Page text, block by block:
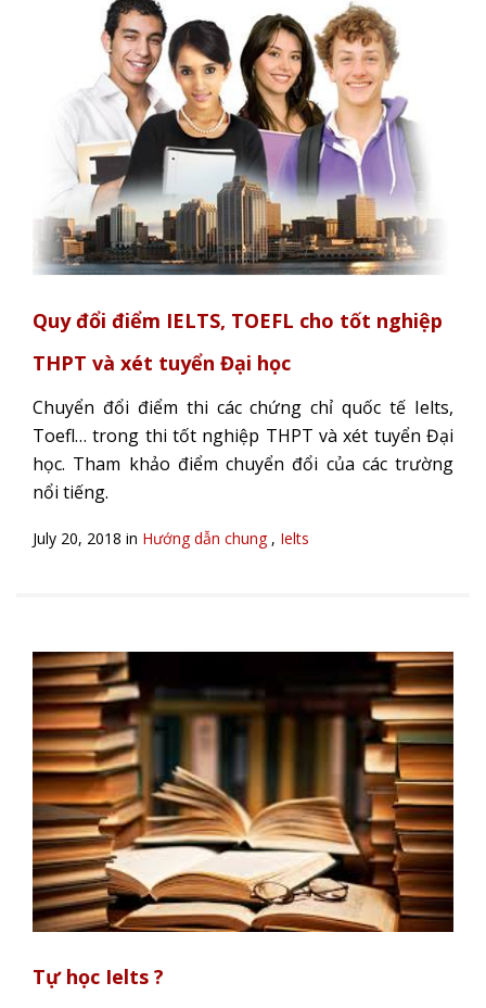
Quy đổi điểm IELTS, TOEFL cho tốt nghiệp
THPT và xét tuyển Đại học
Chuyển đổi điểm thi các chứng chỉ quốc tế Ielts,
Toefl… trong thi tốt nghiệp THPT và xét tuyển Đại
học. Tham khảo điểm chuyển đổi của các trường
nổi tiếng.
July 20, 2018 in Hướng dẫn chung, Ielts
Tự học Ielts ?